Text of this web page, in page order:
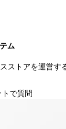
ム
ストアを運営す
で質問